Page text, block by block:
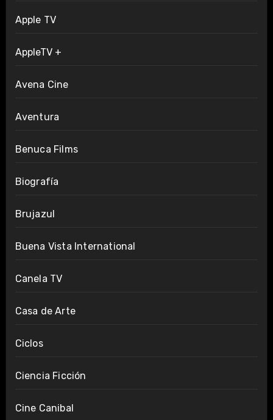
Apple TV
AppleTV +
Avena Cine
Aventura
Benuca Films
Biografía
Brujazul
Buena Vista International
Canela TV
Casa de Arte
Ciclos
Ciencia Ficción
Cine Canibal